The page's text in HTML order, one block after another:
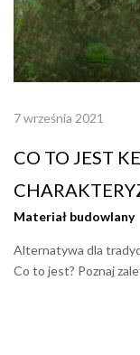
7 września 2021
CO TO JEST
Materiał budowlany
Alternatywa dla
Co to jest? Poznaj